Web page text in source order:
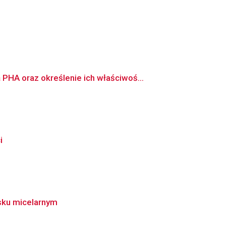
oraz określenie ich właściwoś...
micelarnym